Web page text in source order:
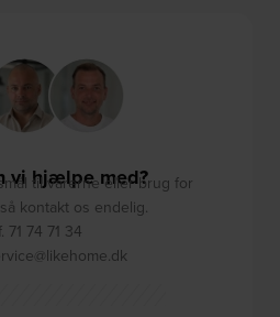
vi hjælpe med?
til varerne eller brug for
kontakt os endelig.
71 74 71 34